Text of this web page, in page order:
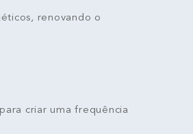
renovando o
criar uma frequência